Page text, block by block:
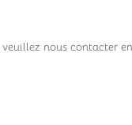
nous contacter en